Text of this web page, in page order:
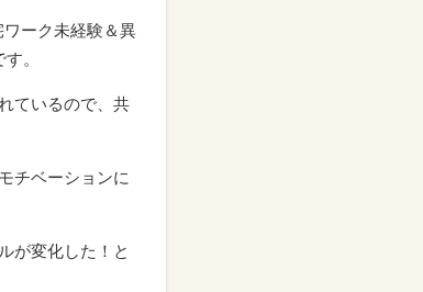
手段でもありま
いだろう」「自
」が無料で提供